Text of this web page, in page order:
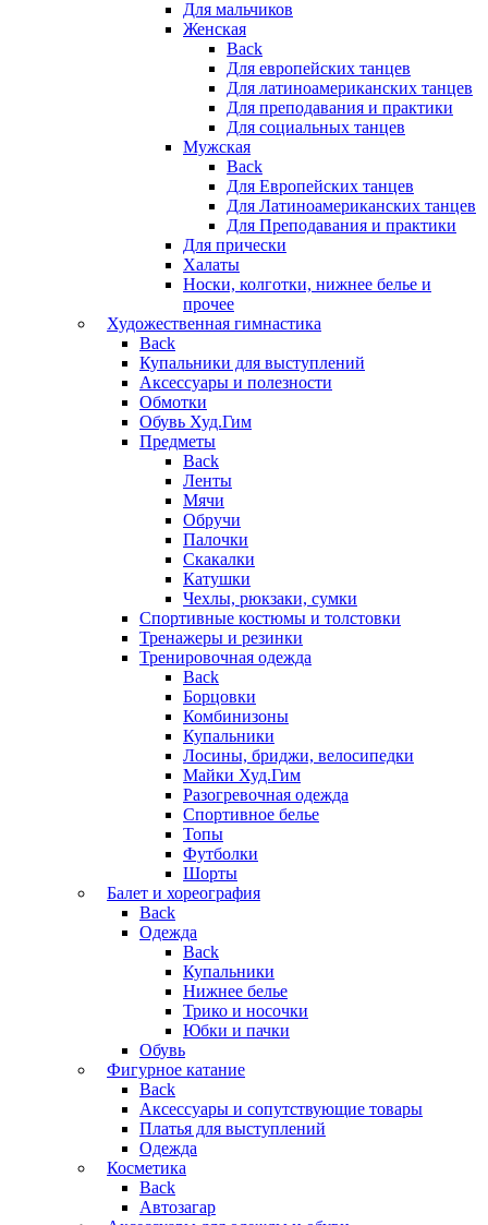
Для мальчиков
Женская
Back
Для европейских танцев
Для латиноамериканских танцев
Для преподавания и практики
Для социальных танцев
Мужская
Back
Для Европейских танцев
Для Латиноамериканских танцев
Для Преподавания и практики
Для прически
Халаты
Носки, колготки, нижнее белье и
прочее
Художественная гимнастика
Back
Купальники для выступлений
Аксессуары и полезности
Обмотки
Обувь Худ.Гим
Предметы
Back
Ленты
Мячи
Обручи
Палочки
Скакалки
Катушки
Чехлы, рюкзаки, сумки
Спортивные костюмы и толстовки
Тренажеры и резинки
Тренировочная одежда
Back
Борцовки
Комбинизоны
Купальники
Лосины, бриджи, велосипедки
Майки Худ.Гим
Разогревочная одежда
Спортивное белье
Топы
Футболки
Шорты
Балет и хореография
Back
Одежда
Back
Купальники
Нижнее белье
Трико и носочки
Юбки и пачки
Обувь
Фигурное катание
Back
Аксессуары и сопутствующие товары
Платья для выступлений
Одежда
Косметика
Back
Автозагар